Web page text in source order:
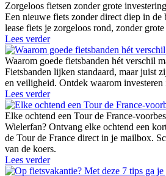
Zorgeloos fietsen zonder grote
Een nieuwe fiets zonder direct diep in de
lease fiets je zorgeloos rond, zonder
Lees verder
Waarom goede fietsbanden hét verschil
Fietsbanden lijken standaard, maar juist
en veiligheid. Ontdek waarom investeren
Lees verder
Elke ochtend een Tour de France-
Wielerfan? Ontvang elke ochtend een
de Tour de France direct in je mailbox.
van de koers.
Lees verder